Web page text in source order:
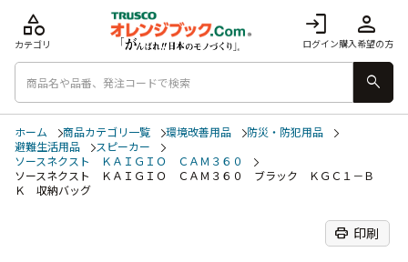
login
ログイン
person
購入希望の方
category
カテゴリ
search
ホーム 商品カテゴリ一覧 環境改善用品
防災・防犯用品
避難生活用品
スピーカー
ソースネクスト ＫＡＩＧＩＯ ＣＡＭ３６０
ソースネクスト ＫＡＩＧＩＯ ＣＡＭ３６０ ブラック ＫＧＣ１－Ｂ
Ｋ 収納バッグ
print 印刷